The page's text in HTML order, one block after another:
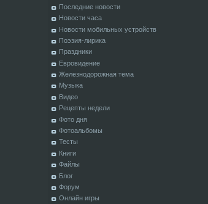
Последние новости
Новости часа
Новости мобильных устройств
Поэзия-лирика
Праздники
Евровидение
Железнодорожная тема
Музыка
Видео
Рецепты недели
Фото дня
Фотоальбомы
Тесты
Книги
Файлы
Блог
Форум
Онлайн игры